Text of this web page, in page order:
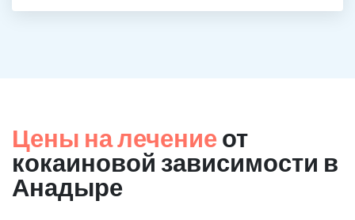
Цены на лечение от
кокаиновой зависимости в
Анадыре